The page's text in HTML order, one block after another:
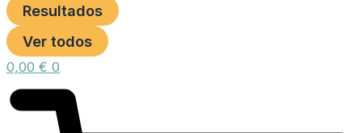
Resultados
Ver todos
0,00 € 0